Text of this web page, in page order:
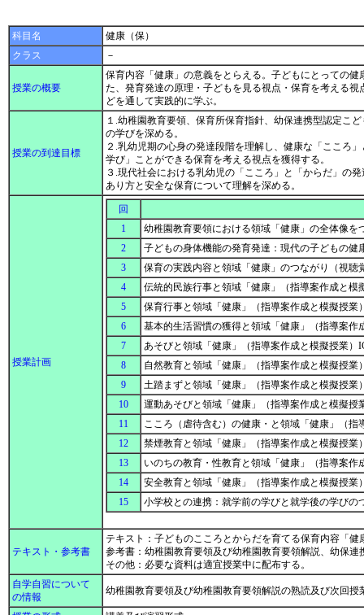
科目名
健康（保）
クラス
－
授業の概要
保育内容「健康」の意義をとらえる。子どもにとっての
た、発育発達の原理・子どもを見る視点・保育を考える
どを通して実践的に学ぶ。
授業の到達目標
１.幼稚園教育要領、保育所保育指針、幼保連携型認定こ
の学びを深める。
２.乳幼児期の心身の発達段階を理解し、健康な「こころ
学び」ことができる保育を考える視点を獲得する。
３.現代社会における乳幼児の「こころ」と「からだ」の
あり方と安全な保育について理解を深める。
授業計画
回
1
幼稚園教育要領における領域「健康」の全体像
2
子どもの身体機能の発育発達：現代の子どもの健
3
保育の実践内容と領域「健康」のつながり（視聴
4
伝統的民族行事と領域「健康」（指導案作成と
5
保育行事と領域「健康」（指導案作成と模擬授業
6
基本的生活習慣の獲得と領域「健康」（指導案
7
あそびと領域「健康」（指導案作成と模擬授業）
8
自然教育と領域「健康」（指導案作成と模擬授業
9
土踏まずと領域「健康」（指導案作成と模擬授業
10
運動あそびと領域「健康」（指導案作成と模擬授
11
こころ（虐待含む）の健康・と領域「健康」（
12
禁煙教育と領域「健康」（指導案作成と模擬授業
13
いのちの教育・性教育と領域「健康」（指導案
14
安全教育と領域「健康」（指導案作成と模擬授業
15
小学校との連携：就学前の学びと就学後の学び
テキスト・参考書
テキスト：子どものこころとからだを育てる保育内容「健
参考書：幼稚園教育要領及び幼稚園教育要領解説、幼保
その他：必要な資料は適宜授業中に配布する。
自学自習について
の情報
幼稚園教育要領及び幼稚園教育要領解説の熟読及び次回